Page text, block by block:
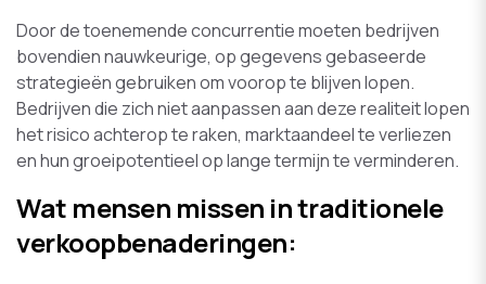
Door de toenemende concurrentie moeten bedrijven
bovendien nauwkeurige, op gegevens gebaseerde
strategieën gebruiken om voorop te blijven lopen.
Bedrijven die zich niet aanpassen aan deze realiteit lopen
het risico achterop te raken, marktaandeel te verliezen
en hun groeipotentieel op lange termijn te verminderen.
Wat mensen missen in traditionele
verkoopbenaderingen: